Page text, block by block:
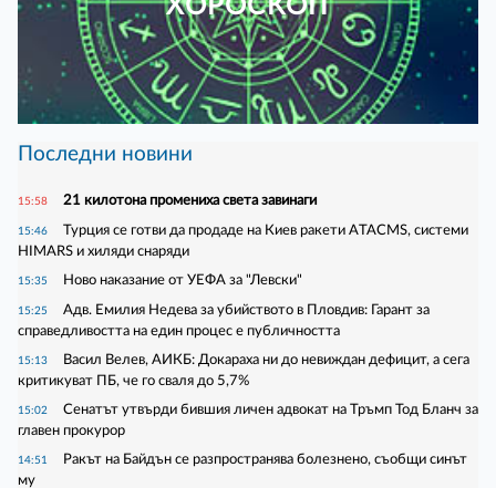
ХОРОСКОП
Последни новини
15:58 21 килотона промениха света завинаги
15:46
Турция се готви да продаде на Киев ракети ATACMS, системи
HIMARS и хиляди снаряди
15:35 Ново наказание от УЕФА за "Левски"
15:25
Адв. Емилия Недева за убийството в Пловдив: Гарант за
справедливостта на един процес е публичността
15:13
Васил Велев, АИКБ: Докараха ни до невиждан дефицит, а сега
критикуват ПБ, че го сваля до 5,7%
15:02
Сенатът утвърди бившия личен адвокат на Тръмп Тод Бланч за
главен прокурор
14:51
Ракът на Байдън се разпространява болезнено, съобщи синът
му